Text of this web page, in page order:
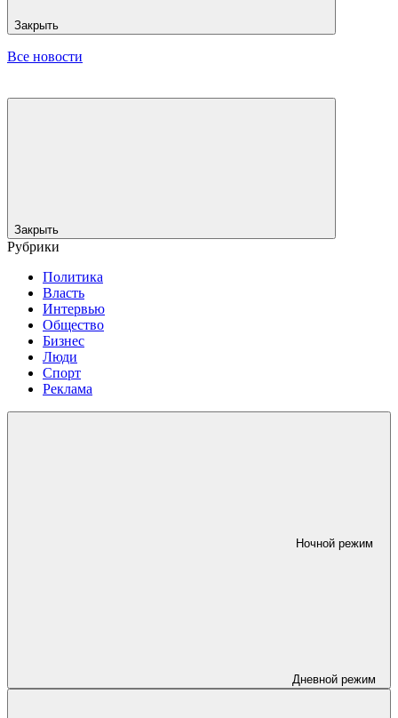
Закрыть
Все новости
Закрыть
Рубрики
Политика
Власть
Интервью
Общество
Бизнес
Люди
Спорт
Реклама
Ночной режим
Дневной режим